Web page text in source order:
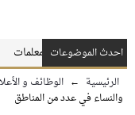
احدث الموضوعات بقاء للمعلمين والمعلمات
الرئيسية ← الوظائف و
والنساء في عدد من المناطق